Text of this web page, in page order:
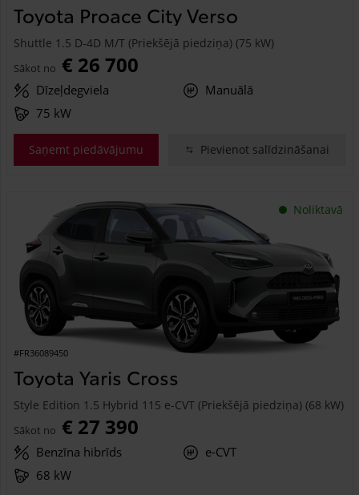
Toyota Proace City Verso
Shuttle 1.5 D-4D M/T (Priekšējā piedziņa) (75 kW)
Sākot no € 26 700
Dīzeļdegviela
Manuālā
75 kW
Saņemt piedāvājumu Pievienot salīdzināšanai
Noliktavā
#FR36089450
Toyota Yaris Cross
Style Edition 1.5 Hybrid 115 e-CVT (Priekšējā piedziņa) (68 kW)
Sākot no € 27 390
Benzīna hibrīds
e-CVT
68 kW